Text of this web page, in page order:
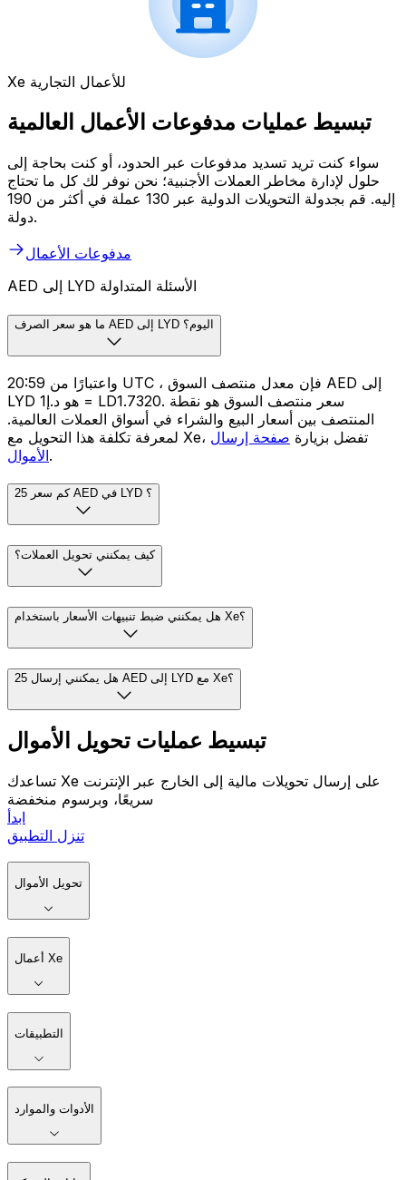
Xe للأعمال التجارية
تبسيط عمليات مدفوعات الأعمال العالمية
سواء كنت تريد تسديد مدفوعات عبر الحدود، أو كنت بحاجة إلى
حلول لإدارة مخاطر العملات الأجنبية؛ نحن نوفر لك كل ما تحتاج
إليه. قم بجدولة التحويلات الدولية عبر 130 عملة في أكثر من 190
دولة.
مدفوعات الأعمال
AED إلى LYD الأسئلة المتداولة
ما هو سعر الصرف AED إلى LYD اليوم؟
واعتبارًا من 20:59 UTC ، فإن معدل منتصف السوق AED إلى
LYD هو د.إ1 = LD1.7320. سعر منتصف السوق هو نقطة
المنتصف بين أسعار البيع والشراء في أسواق العملات العالمية.
لمعرفة تكلفة هذا التحويل مع Xe، تفضل بزيارة صفحة إرسال
الأموال.
كم سعر 25 AED في LYD ؟
كيف يمكنني تحويل العملات؟
هل يمكنني ضبط تنبيهات الأسعار باستخدام Xe؟
هل يمكنني إرسال 25 AED إلى LYD مع Xe؟
تبسيط عمليات تحويل الأموال
تساعدك Xe على إرسال تحويلات مالية إلى الخارج عبر الإنترنت
سريعًا، وبرسوم منخفضة
ابدأ
تنزل التطبيق
تحويل الأموال
أعمال Xe
التطبيقات
الأدوات والموارد